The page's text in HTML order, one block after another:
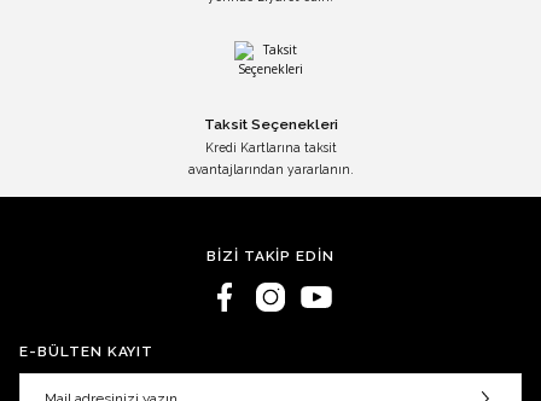
Taksit Seçenekleri
Kredi Kartlarına taksit
avantajlarından yararlanın.
BİZİ TAKİP EDİN
E-BÜLTEN KAYIT